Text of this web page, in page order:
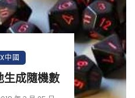
中國
生成隨機數